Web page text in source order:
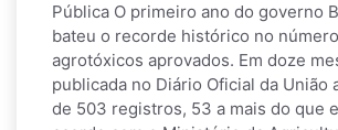
Pública O primeiro ano do governo
bateu o recorde histórico no
agrotóxicos aprovados. Em doze
publicada no Diário Oficial da União
de 503 registros, 53 a mais do que